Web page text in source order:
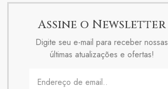
Assine o Newsletter
Digite seu e-mail para receber nossas
últimas atualizações e ofertas!